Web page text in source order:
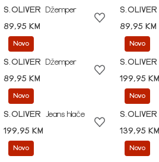
S.OLIVER
Džemper
89,95 KM
S.OLIVER
89,95 KM
Novo
S.OLIVER
Džemper
89,95 KM
Novo
S.OLIVER
199,95 KM
Novo
S.OLIVER
Jeans hlače
199,95 KM
Novo
S.OLIVER
139,95 KM
Novo Novo